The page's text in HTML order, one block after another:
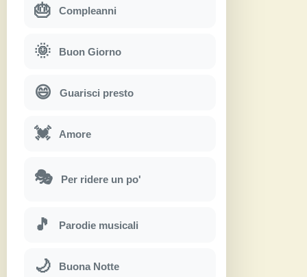
🎂 Compleanni
🌞 Buon Giorno
😄 Guarisci presto
💓 Amore
🎭 Per ridere un po'
🎵 Parodie musicali
🌙 Buona Notte